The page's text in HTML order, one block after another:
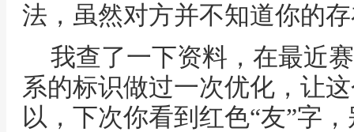
法，虽然对方并不知道你的
我查了一下资料，在最近
系的标识做过一次优化，让
以，下次你看到红色“友”字